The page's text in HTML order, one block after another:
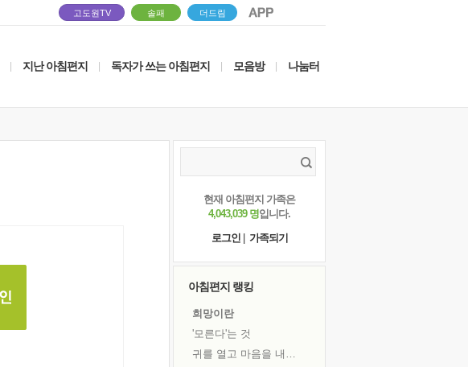
고도원TV 솔패 더드림
지난 아침편지 독자가 쓰는 아침편지 모음방 나눔터
현재 아침편지 가족은
4,043,039 명입니다.
로그인
가족되기
아침편지 랭킹
희망이란
'모른다'는 것
귀를 열고 마음을 내어주고